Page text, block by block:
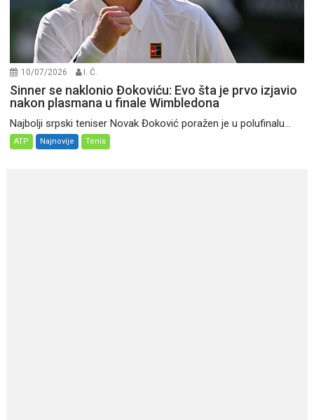
10/07/2026 I. Ć.
Sinner se naklonio Đokoviću: Evo šta je prvo izjavio
nakon plasmana u finale Wimbledona
Najbolji srpski teniser Novak Đoković poražen je u polufinalu...
ATP Najnovije Tenis